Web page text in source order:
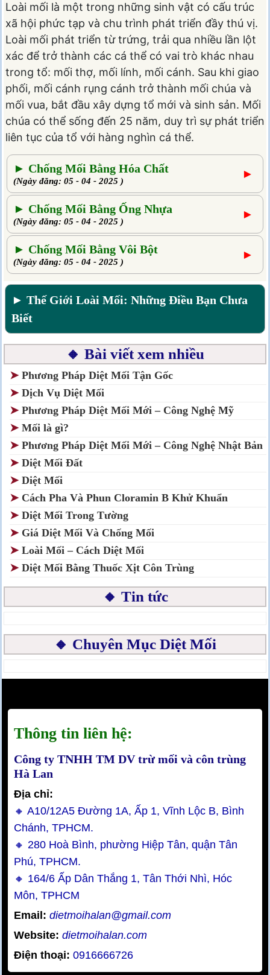
Loài mối là một trong những sinh vật có cấu trúc
xã hội phức tạp và chu trình phát triển đầy thú vị.
Loài mối phát triển từ trứng, trải qua nhiều lần lột
xác để trở thành các cá thể có vai trò khác nhau
trong tổ: mối thợ, mối lính, mối cánh. Sau khi giao
phối, mối cánh rụng cánh trở thành mối chúa và
mối vua, bắt đầu xây dựng tổ mới và sinh sản. Mối
chúa có thể sống đến 25 năm, duy trì sự phát triển
liên tục của tổ với hàng nghìn cá thể.
► Chống Mối Bằng Hóa Chất
(Ngày đăng: 05 - 04 - 2025 )
►
► Chống Mối Bằng Ống Nhựa
(Ngày đăng: 05 - 04 - 2025 )
►
► Chống Mối Bằng Vôi Bột
(Ngày đăng: 05 - 04 - 2025 )
►
► Thế Giới Loài Mối: Những Điều Bạn Chưa
Biết
🔸 Bài viết xem nhiều
➤ Phương Pháp Diệt Mối Tận Gốc
➤ Dịch Vụ Diệt Mối
➤ Phương Pháp Diệt Mối Mới – Công Nghệ Mỹ
➤ Mối là gì?
➤ Phương Pháp Diệt Mối Mới – Công Nghệ Nhật Bản
➤ Diệt Mối Đất
➤ Diệt Mối
➤ Cách Pha Và Phun Cloramin B Khử Khuẩn
➤ Diệt Mối Trong Tường
➤ Giá Diệt Mối Và Chống Mối
➤ Loài Mối – Cách Diệt Mối
➤ Diệt Mối Bằng Thuốc Xịt Côn Trùng
🔸 Tin tức
🔸 Chuyên Mục Diệt Mối
Thông tin liên hệ:
Công ty TNHH TM DV trừ mối và côn trùng
Hà Lan
Địa chỉ:
🔸 A10/12A5 Đường 1A, Ấp 1, Vĩnh Lộc B, Bình
Chánh, TPHCM.
🔸 280 Hoà Bình, phường Hiệp Tân, quận Tân
Phú, TPHCM.
🔸 164/6 Ấp Dân Thắng 1, Tân Thới Nhì, Hóc
Môn, TPHCM
Email: dietmoihalan@gmail.com
Website: dietmoihalan.com
Điện thoại: 0916666726